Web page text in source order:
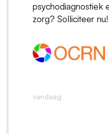
psychodiagnostiek
zorg? Solliciteer nu!
vandaag